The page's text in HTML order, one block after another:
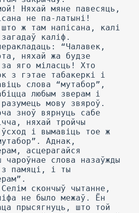
Няхай мяне павесяць,
не па-латыні!
ж там напісана, калі
каліф.
“Чалавек,
няхай жа будзе
яго міласць! Хто
з гэтае табакеркі і
слова “мутабор”,
любым зверам і
мову звяроў.
зноў вярнуць сабе
няхай тройчы
і вымавіць тое ж
Аднак,
асцерагайся
чароўнае слова назаўжды
памяці, і ты
скончыў чытанне,
не было межаў. Ён
прысягнуць, што той